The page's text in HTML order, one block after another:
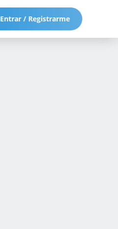
Entrar / Registrarme